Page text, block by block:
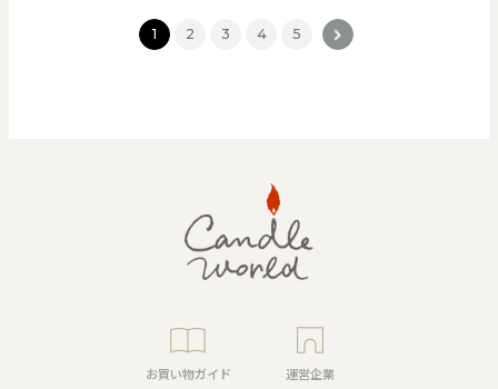
1 2 3 4 5 >
お買い物ガイド 運営企業